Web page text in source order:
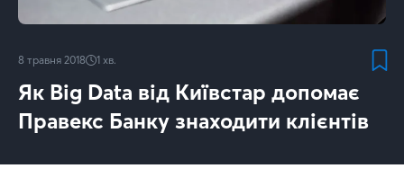
8 травня 2018 1 хв.
Як Big Data від Київстар допомає
Правекс Банку знаходити клієнтів